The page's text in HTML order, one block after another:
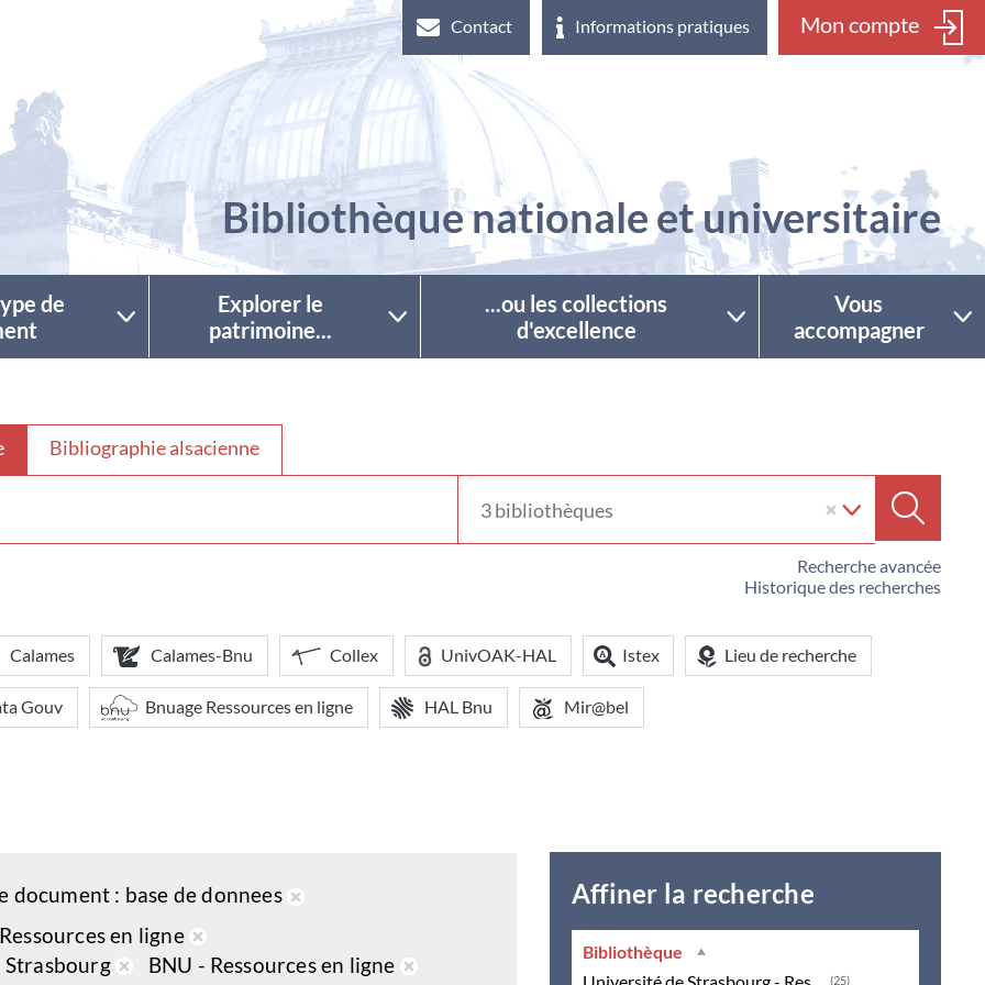
Contact Informations pratiques Mon compte
Bibliothèque nationale et universitaire
de
Explorer le
patrimoine...
...ou les collections
d'excellence
Vous
accompagner
Bibliographie alsacienne
Recherche avancée
Historique des recherches
votre
Calames Calames-Bnu Collex UnivOAK-HAL Istex Lieu de recherche
Gouv Bnuage Ressources en ligne HAL Bnu Mir@bel
document
base de donnees
la
en ligne
Retirer
BNU - Ressources en ligne
Affiner la recherche
Bibliothèque
(25)